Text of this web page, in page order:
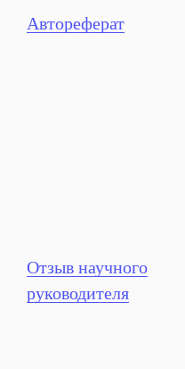
Автореферат
Отзыв научного
руководителя